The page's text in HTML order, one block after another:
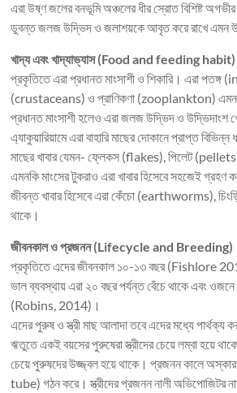
এরা উষ্ণ জলের বনভূমি অঞ্চলের ধীর স্রোত বিশিষ্ট অগভীর
ডুবন্ত জলজ উদ্ভিদ ও জলাশয়কে আবৃত করে রাখে এমন
খাদ্য এবং খাদ্যাভ্যাস (Food and feeding habit)
প্রকৃতিতে এরা প্রধানত মাংসাশী ও শিকারি। এরা পতঙ্গ
(crustaceans) ও প্রাণিকণা (zooplankton)
প্রধানত মাংসাশী হলেও এরা জলজ উদ্ভিদ ও উদ্ভিদাংশ
এ্যাকুয়ারিয়ামে এরা বাহারি মাছের দোকানে প্রাপ্ত
মাছের খাবার যেমন- ফ্লেকস (flakes), পিলেট
এমনকি মাংসের টুকরাও এরা খাবার হিসেবে সহজেই গ্রহণ
জীবন্ত খাবার হিসেবে এরা কেঁচো (earthworms),
থাকে।
জীবনকাল ও প্রজনন (Lifecycle and Breeding)
প্রকৃতিতে এদের জীবনকাল ১০-১৩ বছর (Fishlore
ভাল ব্যবস্থায় এরা ২০ বছর পর্যন্ত বেঁচে থাকে এবং
(Robins, 2014)।
এদের পুরুষ ও স্ত্রী মাছ আলাদা তবে এদের মধ্যে পার্থক্য
ঋতুতে একই বয়সের পুরুষেরা স্ত্রীদের চেয়ে লম্বা হয়ে থাকে
চেয়ে পুরুষদের উজ্জ্বল হয়ে থাকে। প্রজনন কালে
tube) গঠন করে। স্ত্রীদের প্রজনন নালী